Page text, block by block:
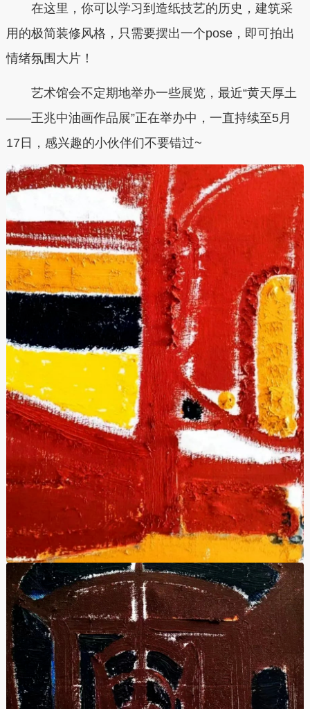
在这里，你可以学习到造纸技艺的历史，建筑采
用的极简装修风格，只需要摆出一个pose，即可拍出
情绪氛围大片！
艺术馆会不定期地举办一些展览，最近“黄天厚土
——王兆中油画作品展”正在举办中，一直持续至5月
17日 ，感兴趣的小伙伴们不要错过~